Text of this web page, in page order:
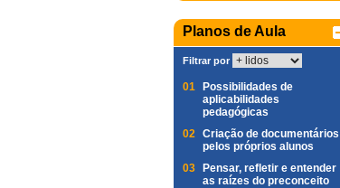
Planos de Aula
Filtrar por
01
Possibilidades de
aplicabilidades
pedagógicas
02 Criação de documentários
pelos próprios alunos
03
Pensar, refletir e entender
as raízes do preconceito